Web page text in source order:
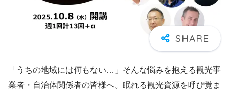
「うちの地域には何もない…」そんな悩みを抱える観光事
業者・自治体関係者の皆様へ。眠れる観光資源を呼び覚ま